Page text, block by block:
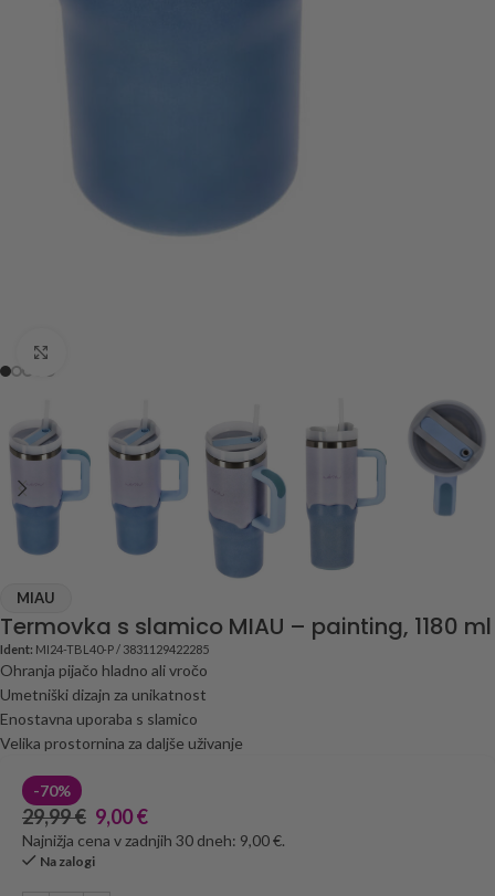
MIAU
Termovka s slamico MIAU – painting, 1180 ml
Ident: MI24-TBL40-P / 3831129422285
Ohranja pijačo hladno ali vročo
Umetniški dizajn za unikatnost
Enostavna uporaba s slamico
Velika prostornina za daljše uživanje
-70%
29,99€ 9,00€
Najnižja cena v zadnjih 30 dneh: 9,00 €.
Na zalogi